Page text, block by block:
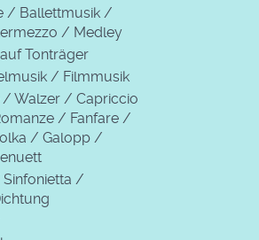
/ Ballettmusik /
/ Medley
Tonträger
/ Filmmusik
/ Walzer / Capriccio
/ Fanfare /
/ Galopp /
/